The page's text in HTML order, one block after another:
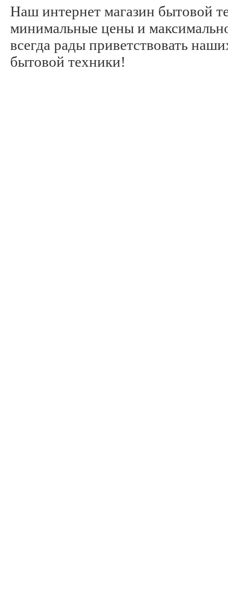
Наш интернет магазин бытовой
минимальные цены и
всегда рады приветствовать
бытовой техники!